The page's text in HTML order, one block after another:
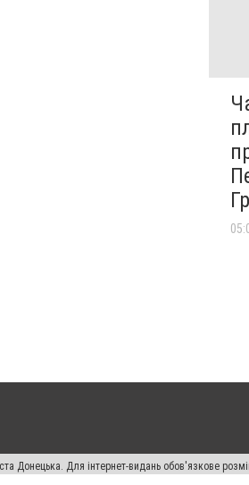
Донецька. Для інтернет-видань обов'язкове